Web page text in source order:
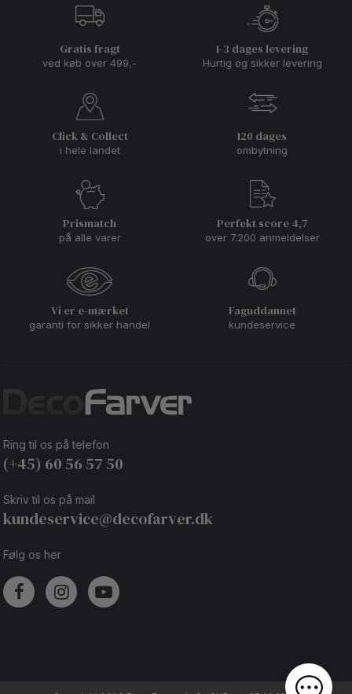
Gratis fragt
ved køb over 499,-
1-3 dages levering
Hurtig og sikker levering
Click & Collect
i hele landet
120 dages
ombytning
Prismatch
på alle varer
Perfekt score 4,7
over 7.200 anmeldelser
Vi er e-mærket
garanti for sikker handel
Faguddannet
kundeservice
Ring til os på telefon
(+45) 60 56 57 50
Skriv til os på mail
kundeservice@decofarver.dk
Følg os her